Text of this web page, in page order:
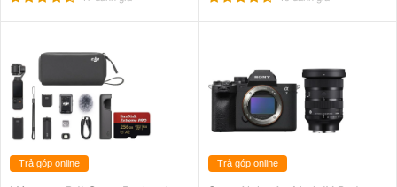
Trả góp online Trả góp online